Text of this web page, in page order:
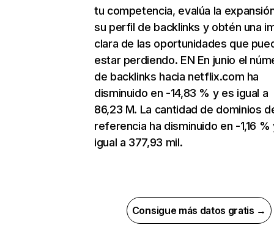
tu competencia, evalúa la
su perfil de backlinks y obtén una
clara de las oportunidades que
estar perdiendo. EN En junio el
de backlinks hacia netflix.com ha
disminuido en -14,83 % y es igual a
86,23 M. La cantidad de dominios
referencia ha disminuido en -1,16 %
igual a 377,93 mil.
Consigue más datos gratis →